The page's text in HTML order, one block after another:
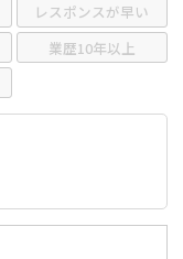
レスポンスが早い
業歴10年以上